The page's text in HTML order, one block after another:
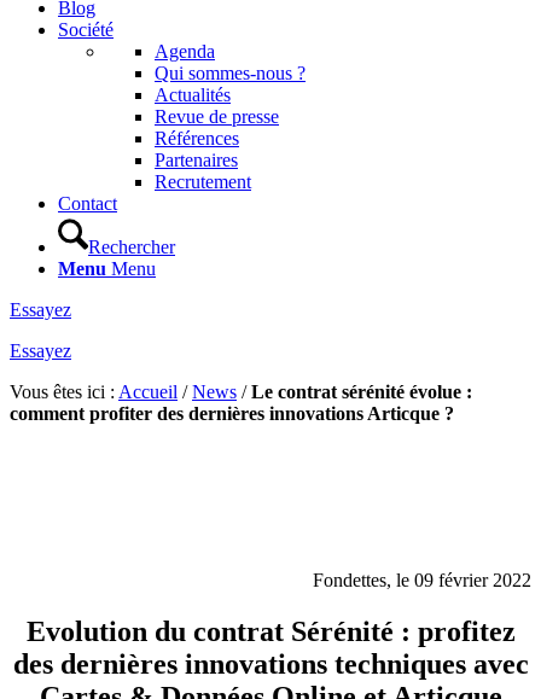
Blog
Société
Agenda
Qui sommes-nous ?
Actualités
Revue de presse
Références
Partenaires
Recrutement
Contact
Rechercher
Menu Menu
Essayez
Essayez
Vous êtes ici : Accueil /News /Le contrat sérénité évolue :
comment profiter des dernières innovations Articque ?
Fondettes, le 09 février 2022
Evolution du contrat Sérénité : profitez
des dernières innovations techniques avec